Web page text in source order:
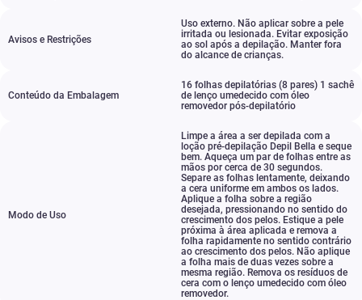
Avisos e Restrições
Uso externo. Não aplicar sobre a pele
irritada ou lesionada. Evitar exposição
ao sol após a depilação. Manter fora
do alcance de crianças.
Conteúdo da Embalagem
16 folhas depilatórias (8 pares) 1 sachê
de lenço umedecido com óleo
removedor pós-depilatório
Modo de Uso
Limpe a área a ser depilada com a
loção pré-depilação Depil Bella e seque
bem. Aqueça um par de folhas entre as
mãos por cerca de 30 segundos.
Separe as folhas lentamente, deixando
a cera uniforme em ambos os lados.
Aplique a folha sobre a região
desejada, pressionando no sentido do
crescimento dos pelos. Estique a pele
próxima à área aplicada e remova a
folha rapidamente no sentido contrário
ao crescimento dos pelos. Não aplique
a folha mais de duas vezes sobre a
mesma região. Remova os resíduos de
cera com o lenço umedecido com óleo
removedor.